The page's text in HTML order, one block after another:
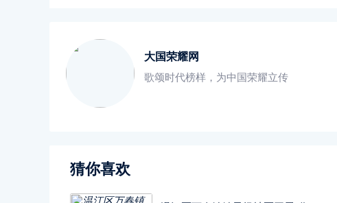
大国荣耀网
歌颂时代榜样，为中国荣耀立传
猜你喜欢